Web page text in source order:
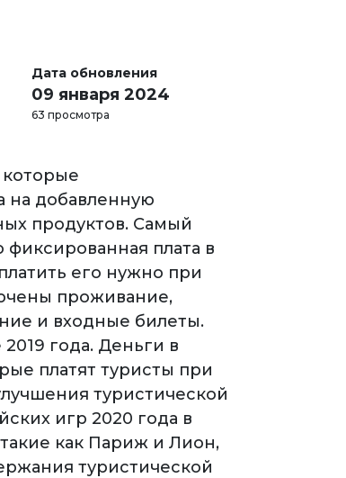
Дата обновления
09 января 2024
63 просмотра
которые
на добавленную
продуктов. Самый
фиксированная плата в
его нужно при
проживание,
и входные билеты.
года. Деньги в
платят туристы при
туристической
игр 2020 года в
как Париж и Лион,
туристической